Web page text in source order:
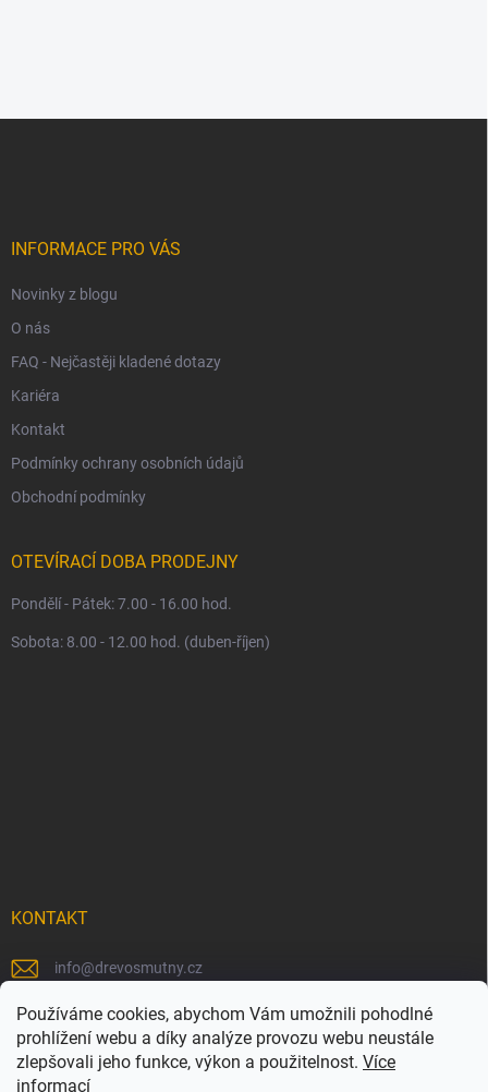
Používáme cookies, abychom Vám umožnili pohodlné
prohlížení webu a díky analýze provozu webu neustále
zlepšovali jeho funkce, výkon a použitelnost. Více
informací
INFORMACE PRO VÁS
Novinky z blogu
O nás
FAQ - Nejčastěji kladené dotazy
Kariéra
Kontakt
Podmínky ochrany osobních údajů
Obchodní podmínky
OTEVÍRACÍ DOBA PRODEJNY
Pondělí - Pátek: 7.00 - 16.00 hod.
Sobota: 8.00 - 12.00 hod. (duben-říjen)
KONTAKT
info@drevosmutny.cz
+420 725 710 840
https://www.facebook.com/drevosmutny/